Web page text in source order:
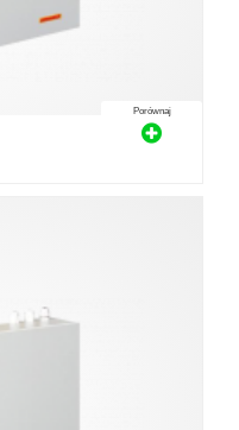
Porównaj